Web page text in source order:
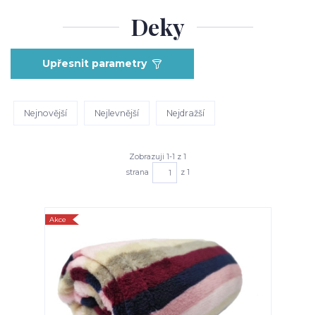
Deky
Upřesnit parametry
Nejnovější Nejlevnější Nejdražší
Zobrazuji 1-1 z 1
strana
z 1
Akce